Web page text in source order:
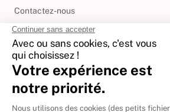
Contactez-nous
International
🇪🇸Espagne